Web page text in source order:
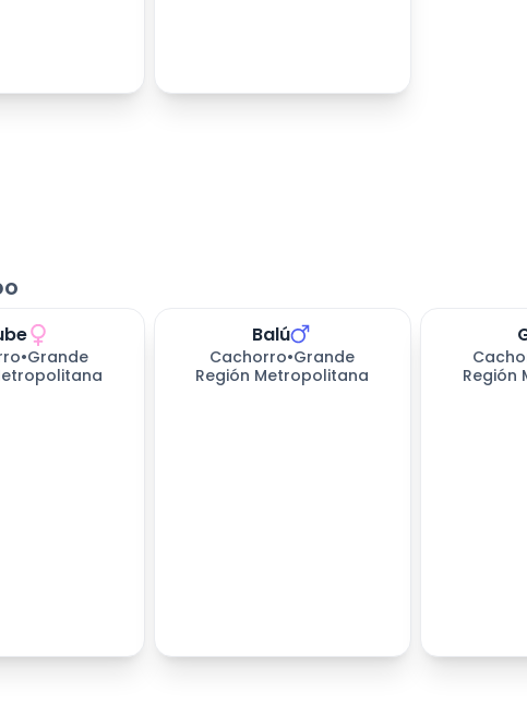
•Grande
Balú
Cachorro•Grande
Región Metropolitana
Región